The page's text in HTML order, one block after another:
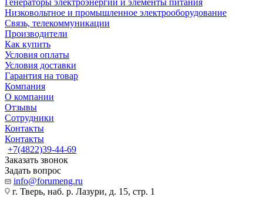
Генераторы электроэнергии и элементы питания
Низковольтное и промышленное электрооборудование
Связь, телекоммуникации
Производители
Как купить
Условия оплаты
Условия доставки
Гарантия на товар
Компания
О компании
Отзывы
Сотрудники
Контакты
Контакты
+7(4822)39-44-69
Заказать звонок
Задать вопрос
info@forumeng.ru
г. Тверь, наб. р. Лазури, д. 15, стр. 1